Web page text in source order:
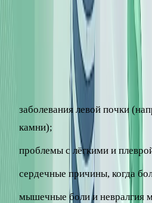
Скопление газов, вздутие,
толстой кишки нередко
Другие причины
заболевания левой почки
камни);
проблемы с лёгкими и
сердечные причины, когда
мышечные боли и невралгия